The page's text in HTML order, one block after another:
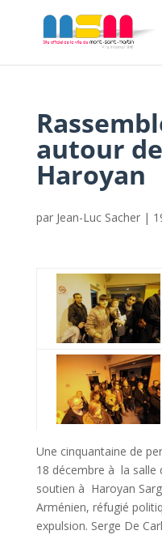
autour
Haroyan
par Jean-Luc Sacher|
Une cinquantaine de
18 décembre à la salle
soutien à Haroyan
Arménien, réfugié
expulsion. Serge De